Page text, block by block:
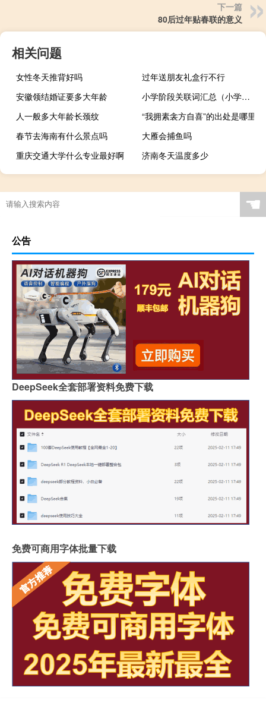
下一篇
80后过年贴春联的意义
相关问题
女性冬天推背好吗
过年送朋友礼盒行不行
安徽领结婚证要多大年龄
小学阶段关联词汇总（小学阶段常用的关联词有哪些）
人一般多大年龄长颈纹
“我拥素衾方自喜”的出处是哪里
春节去海南有什么景点吗
大雁会捕鱼吗
重庆交通大学什么专业最好啊
济南冬天温度多少
☚
公告
DeepSeek全套部署资料免费下载
免费可商用字体批量下载